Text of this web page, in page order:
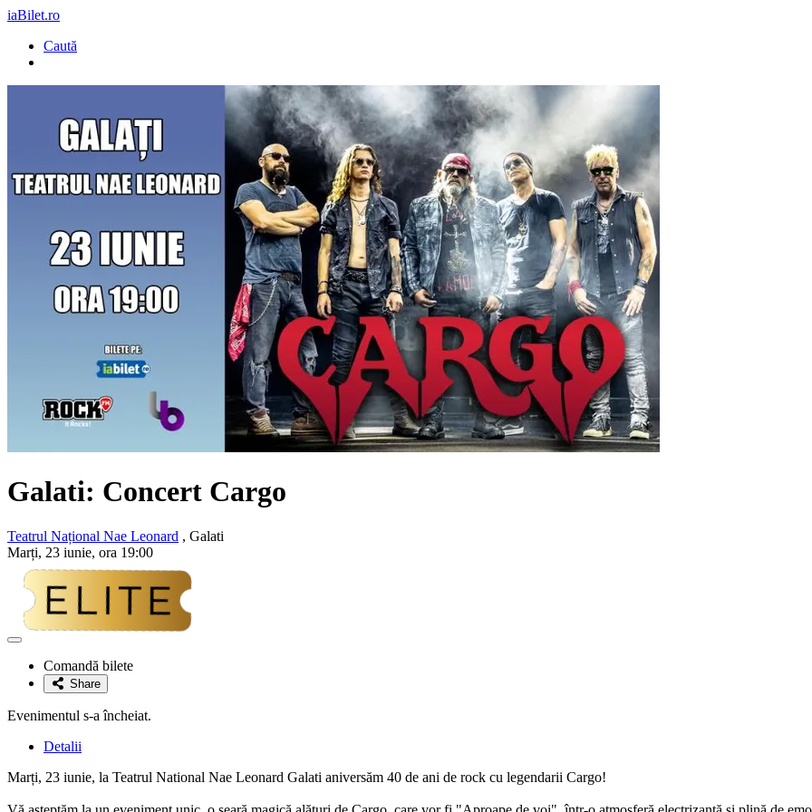
iaBilet.ro
Caută
Galati: Concert Cargo
Teatrul Național Nae Leonard , Galati
Marți, 23 iunie, ora 19:00
Adaugă
favoriteComandă bilete
Share
Evenimentul s-a încheiat.
Detalii
Marți, 23 iunie, la Teatrul National Nae Leonard Galati aniversăm 40 de ani de rock cu legendarii Cargo!